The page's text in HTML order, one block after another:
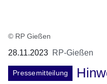
© RP Gießen
28.11.2023 RP-Gießen
Pressemitteilung